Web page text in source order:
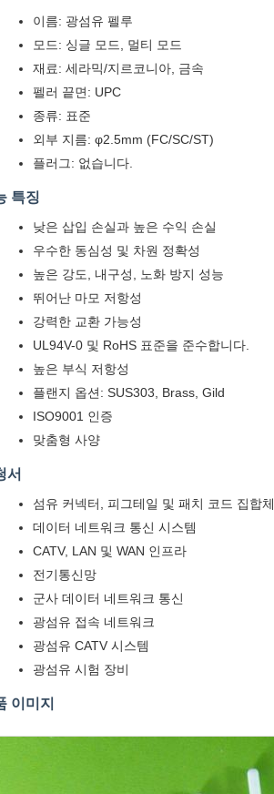
이름: 광섬유 펠루
모드: 싱글 모드, 멀티 모드
재료: 세라믹/지르코니아, 금속
펠러 끝면: UPC
종류: 표준
외부 지름: φ2.5mm (FC/SC/ST)
플러그: 없습니다.
특징
낮은 삽입 손실과 높은 수익 손실
우수한 동심성 및 차원 정확성
높은 강도, 내구성, 노화 방지 성능
뛰어난 마모 저항성
강력한 교환 가능성
UL94V-0 및 RoHS 표준을 준수합니다.
높은 부식 저항성
플랜지 옵션: SUS303, Brass, Gild
ISO9001 인증
맞춤형 사양
서
섬유 커넥터, 피그테일 및 패치 코드 집합체
데이터 네트워크 통신 시스템
CATV, LAN 및 WAN 인프라
전기통신망
군사 데이터 네트워크 통신
광섬유 접속 네트워크
광섬유 CATV 시스템
광섬유 시험 장비
이미지